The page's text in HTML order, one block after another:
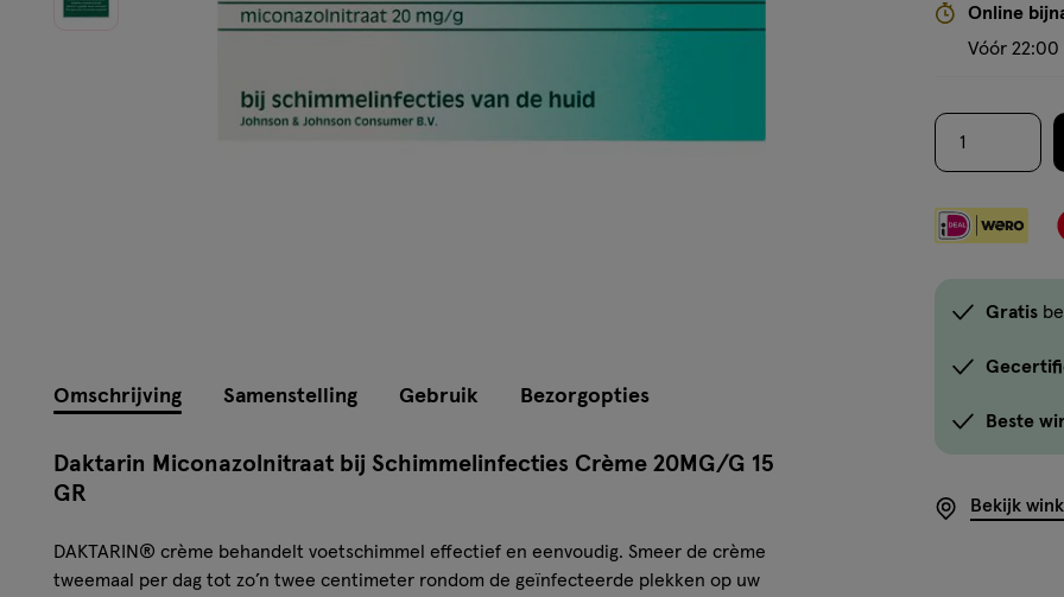
Online
Vóór
1
Gratis
Beste
Bekijk
Omschrijving Samenstelling Gebruik Bezorgopties
Daktarin Miconazolnitraat bij Schimmelinfecties Crème 20MG/G 15
GR
DAKTARIN® crème behandelt voetschimmel effectief en eenvoudig. Smeer de crème
tweemaal per dag tot zo’n twee centimeter rondom de geïnfecteerde plekken op uw